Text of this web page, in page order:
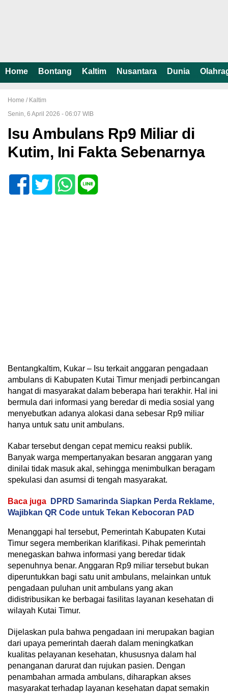
Home Bontang Kaltim Nusantara Dunia
Home / Kaltim
Senin, 6 April 2026 - 06:07 WIB
Isu Ambulans Rp9 Miliar di
Kutim, Ini Fakta Sebenarnya
Bentangkaltim, Kukar – Isu terkait anggaran pengadaan
ambulans di Kabupaten Kutai Timur menjadi perbincangan
hangat di masyarakat dalam beberapa hari terakhir. Hal ini
bermula dari informasi yang beredar di media sosial yang
menyebutkan adanya alokasi dana sebesar Rp9 miliar
hanya untuk satu unit ambulans.
Kabar tersebut dengan cepat memicu reaksi publik.
Banyak warga mempertanyakan besaran anggaran yang
dinilai tidak masuk akal, sehingga menimbulkan beragam
spekulasi dan asumsi di tengah masyarakat.
Baca juga
DPRD Samarinda Siapkan Perda Reklame,
Wajibkan QR Code untuk Tekan Kebocoran PAD
Menanggapi hal tersebut, Pemerintah Kabupaten Kutai
Timur segera memberikan klarifikasi. Pihak pemerintah
menegaskan bahwa informasi yang beredar tidak
sepenuhnya benar. Anggaran Rp9 miliar tersebut bukan
diperuntukkan bagi satu unit ambulans, melainkan untuk
pengadaan puluhan unit ambulans yang akan
didistribusikan ke berbagai fasilitas layanan kesehatan di
wilayah Kutai Timur.
Dijelaskan pula bahwa pengadaan ini merupakan bagian
dari upaya pemerintah daerah dalam meningkatkan
kualitas pelayanan kesehatan, khususnya dalam hal
penanganan darurat dan rujukan pasien. Dengan
penambahan armada ambulans, diharapkan akses
masyarakat terhadap layanan kesehatan dapat semakin